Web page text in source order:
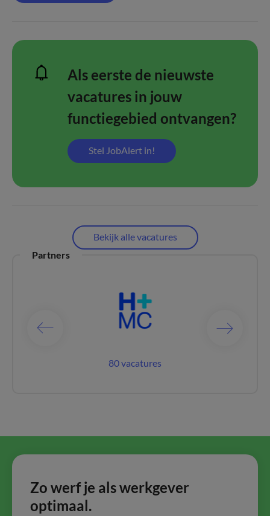
Als eerste de nieuwste
vacatures in jouw
functiegebied ontvangen?
Stel JobAlert in!
Bekijk alle vacatures
Partners
80 vacatures
Zo werf je als werkgever
optimaal.